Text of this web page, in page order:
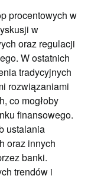
procentowych w
w
oraz regulacji
W ostatnich
tradycyjnych
rozwiązaniami
co mogłoby
finansowego.
ustalania
oraz innych
banki.
trendów i